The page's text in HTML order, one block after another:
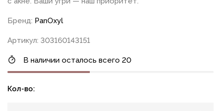
Бренд: PanOxyl
Артикул: 303160143151
В наличии осталось всего 20
Кол-во: